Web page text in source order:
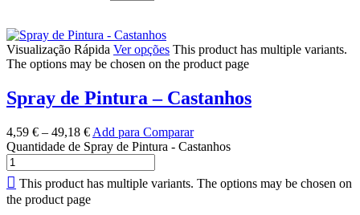
Visualização Rápida Ver opções This product has multiple variants.
The options may be chosen on the product page
Spray de Pintura – Castanhos
4,59 € – 49,18 € Add para Comparar
Quantidade de Spray de Pintura - Castanhos
This product has multiple variants. The options may be chosen on
the product page